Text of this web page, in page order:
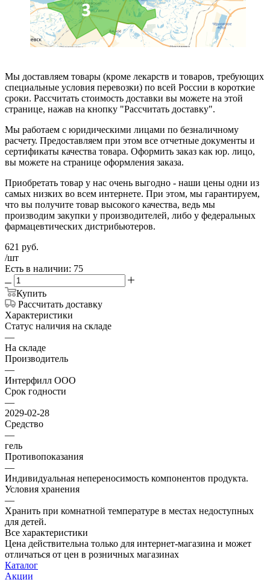
Мы доставляем товары (кроме лекарств и товаров, требующих
специальные условия перевозки) по всей России в короткие
сроки. Рассчитать стоимость доставки вы можете на этой
странице, нажав на кнопку "Рассчитать доставку".
Мы работаем с юридическими лицами по безналичному
расчету. Предоставляем при этом все отчетные документы и
сертификаты качества товара. Оформить заказ как юр. лицо,
вы можете на странице оформления заказа.
Приобретать товар у нас очень выгодно - наши цены одни из
самых низких во всем интернете. При этом, мы гарантируем,
что вы получите товар высокого качества, ведь мы
производим закупки у производителей, либо у федеральных
фармацевтических дистрибьютеров.
621 руб.
/шт
Есть в наличии: 75
Купить
Рассчитать доставку
Характеристики
Статус наличия на складе
—
На складе
Производитель
—
Интерфилл ООО
Срок годности
—
2029-02-28
Средство
—
гель
Противопоказания
—
Индивидуальная непереносимость компонентов продукта.
Условия хранения
—
Хранить при комнатной температуре в местах недоступных
для детей.
Все характеристики
Цена действительна только для интернет-магазина и может
отличаться от цен в розничных магазинах
Каталог
Акции